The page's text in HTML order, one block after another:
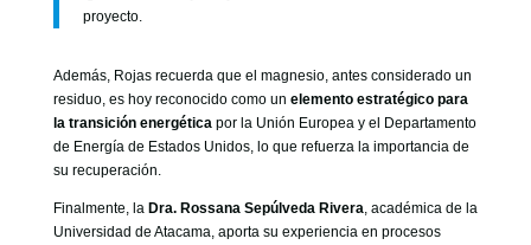
proyecto.
Además, Rojas recuerda que el magnesio, antes considerado un
residuo, es hoy reconocido como un elemento estratégico para
la transición energética por la Unión Europea y el Departamento
de Energía de Estados Unidos, lo que refuerza la importancia de
su recuperación.
Finalmente, la Dra. Rossana Sepúlveda Rivera , académica de la
Universidad de Atacama, aporta su experiencia en procesos